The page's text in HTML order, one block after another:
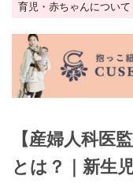
育児・赤ちゃんについて
【産婦人科医
とは？｜新生